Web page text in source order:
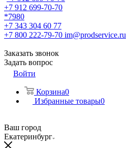
+7 912 699-70-70
*7980
+7 343 304 60 77
+7 800 222-79-70 im@prodservice.ru
Заказать звонок
Задать вопрос
Войти
Корзина0
Избранные товары0
Ваш город
Екатеринбург